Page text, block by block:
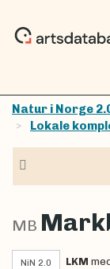
Natur i Norge
Lokale
MB
NiN 2.0 LKM